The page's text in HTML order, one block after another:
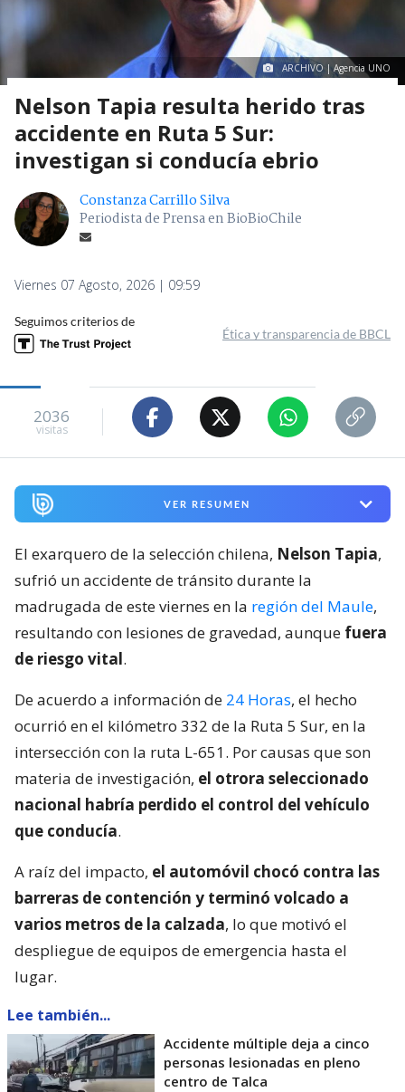
ARCHIVO | Agencia UNO
Nelson Tapia resulta herido tras
accidente en Ruta 5 Sur:
investigan si conducía ebrio
Constanza Carrillo Silva
Periodista de Prensa en BioBioChile
Viernes 07 Agosto, 2026 | 09:59
Seguimos criterios de
Ética y transparencia de BBCL
2036
visitas
VER RESUMEN
El exarquero de la selección chilena, Nelson Tapia,
sufrió un accidente de tránsito durante la
madrugada de este viernes en la región del Maule,
resultando con lesiones de gravedad, aunque fuera
de riesgo vital.
De acuerdo a información de 24 Horas, el hecho
ocurrió en el kilómetro 332 de la Ruta 5 Sur, en la
intersección con la ruta L-651. Por causas que son
materia de investigación, el otrora seleccionado
nacional habría perdido el control del vehículo
que conducía.
A raíz del impacto, el automóvil chocó contra las
barreras de contención y terminó volcado a
varios metros de la calzada, lo que motivó el
despliegue de equipos de emergencia hasta el
lugar.
Lee también...
Accidente múltiple deja a cinco
personas lesionadas en pleno
centro de Talca